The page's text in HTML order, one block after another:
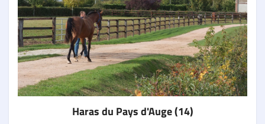
Haras du Pays d'Auge (14)